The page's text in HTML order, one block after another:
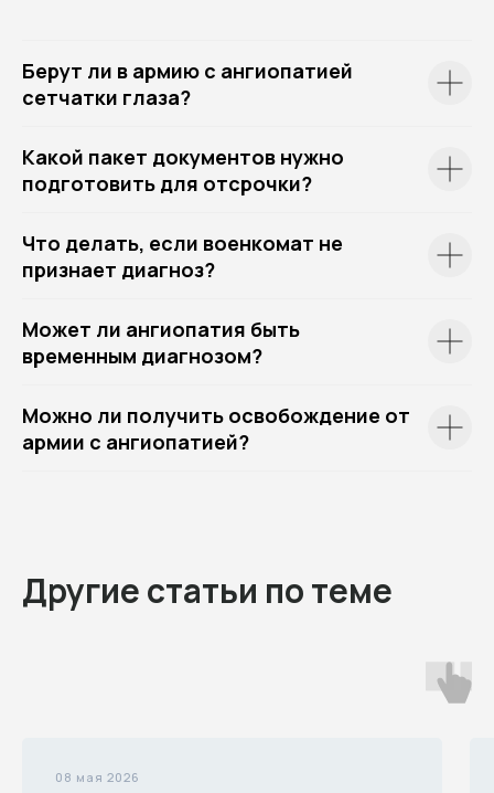
Берут ли в армию с ангиопатией
сетчатки глаза?
Какой пакет документов нужно
подготовить для отсрочки?
Что делать, если военкомат не
признает диагноз?
Может ли ангиопатия быть
временным диагнозом?
Можно ли получить освобождение от
армии с ангиопатией?
Другие статьи по теме
08 мая 2026